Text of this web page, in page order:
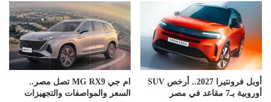
أوبل فرونتيرا 2027.. أرخص SUV
أوروبية بـ7 مقاعد في مصر
ام جي MG RX9 تصل مصر..
السعر والمواصفات والتجهيزات